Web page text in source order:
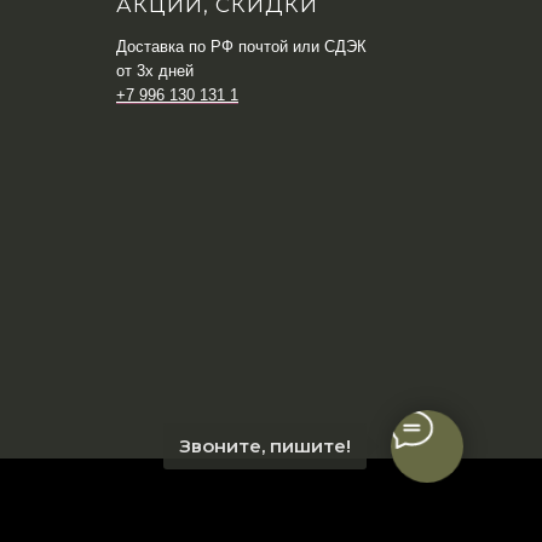
Доставка по РФ почтой или СДЭК
от 3х дней
+7 996 130 131 1
Звоните, пишите!